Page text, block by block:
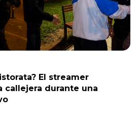
El streamer
callejera durante una